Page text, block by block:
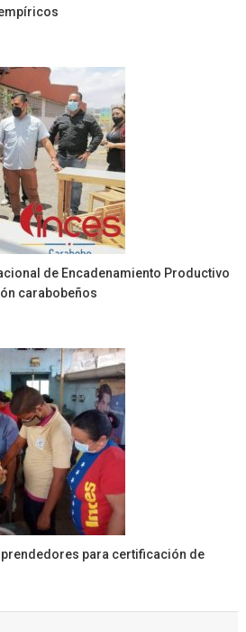
de Encadenamiento Productivo
carabobeños
para certificación de